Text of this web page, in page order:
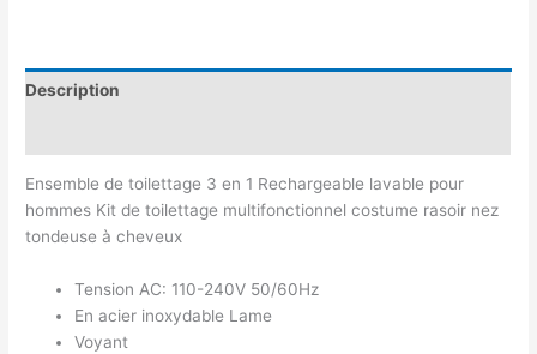
Description
Ensemble de toilettage 3 en 1 Rechargeable lavable pour
hommes Kit de toilettage multifonctionnel costume rasoir nez
tondeuse à cheveux
Tension AC: 110-240V 50/60Hz
En acier inoxydable Lame
Voyant